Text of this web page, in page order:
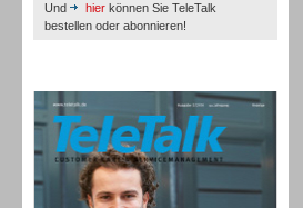
Und
hier können Sie TeleTalk
bestellen oder abonnieren!